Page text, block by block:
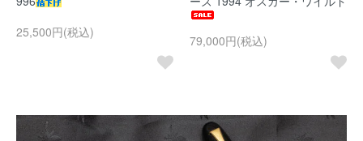
25,500円(税込)
79,000円(税込)